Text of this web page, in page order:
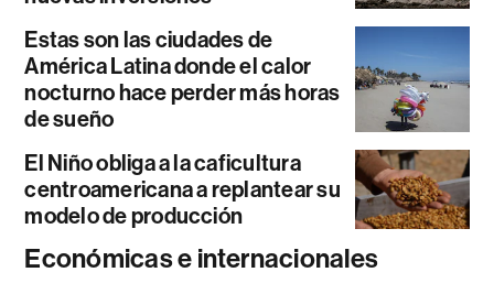
Estas son las ciudades de
América Latina donde el calor
nocturno hace perder más horas
de sueño
El Niño obliga a la caficultura
centroamericana a replantear su
modelo de producción
Económicas e internacionales